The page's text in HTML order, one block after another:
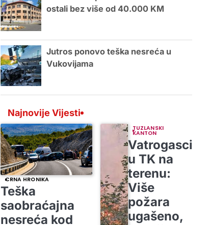
ostali bez više od 40.000 KM
Jutros ponovo teška nesreća u
Vukovijama
Najnovije Vijesti
CRNA HRONIKA
Teška
saobraćajna
nesreća kod
TUZLANSKI
KANTON
Vatrogasci
u TK na
terenu:
Više
požara
ugašeno,